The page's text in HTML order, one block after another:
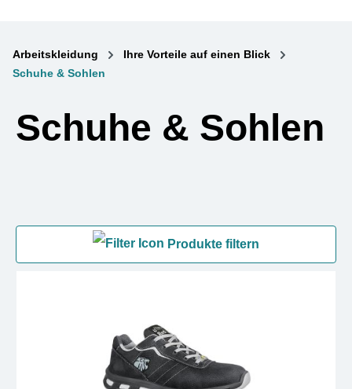
Arbeitskleidung
Ihre Vorteile auf einen Blick
Schuhe & Sohlen
Schuhe & Sohlen
Produkte filtern